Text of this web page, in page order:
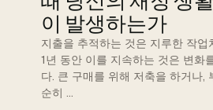
이 발생하는가
지출을 추적하는 것은 지루한 작업
1년 동안 이를 지속하는 것은 변화
다. 큰 구매를 위해 저축을 하거나,
순히 …